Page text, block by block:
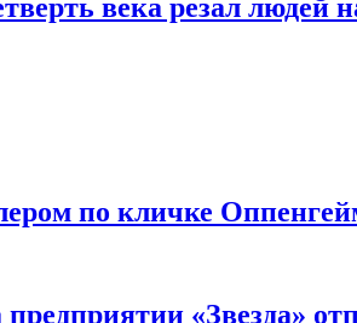
века резал людей
по кличке
«Звезда»